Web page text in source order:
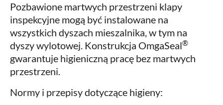
Pozbawione martwych przestrzeni klapy
inspekcyjne mogą być instalowane na
wszystkich dyszach mieszalnika, w tym na
dyszy wylotowej. Konstrukcja OmgaSeal®
gwarantuje higieniczną pracę bez martwych
przestrzeni.
Normy i przepisy dotyczące higieny: